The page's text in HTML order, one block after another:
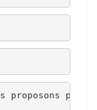
pour